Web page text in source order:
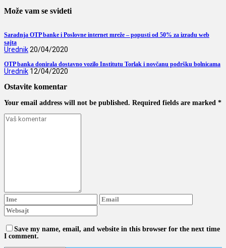
Može vam se svideti
Saradnja OTP banke i Poslovne internet mreže – popusti od 50% za izradu web
sajta
Urednik20/04/2020
OTP banka donirala dostavno vozilo Institutu Torlak i novčanu podršku bolnicama
Urednik 12/04/2020
Ostavite komentar
Your email address will not be published. Required fields are marked *
Save my name, email, and website in this browser for the next time
I comment.